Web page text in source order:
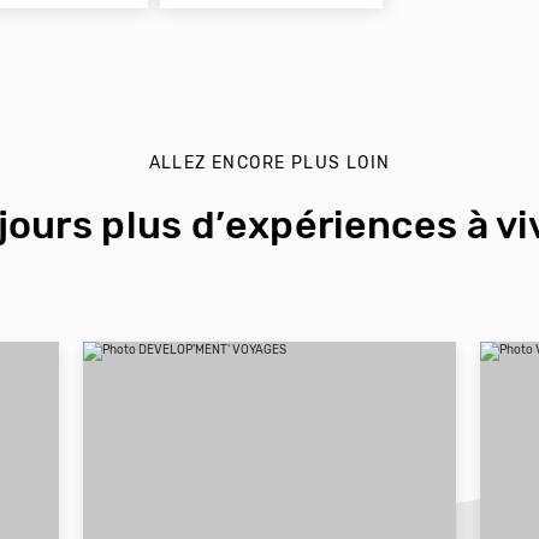
ALLEZ ENCORE PLUS LOIN
plus d’expériences à